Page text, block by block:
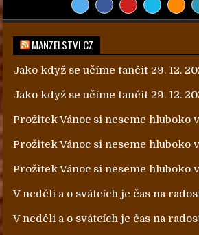
MANZELSTVI.CZ
Jako když se učíme tančit 29. 12.
Jako když se učíme tančit 29. 12.
Prožitek Vánoc si neseme hluboko
Prožitek Vánoc si neseme hluboko
Prožitek Vánoc si neseme hluboko
V neděli a o svátcích je čas na
V neděli a o svátcích je čas na